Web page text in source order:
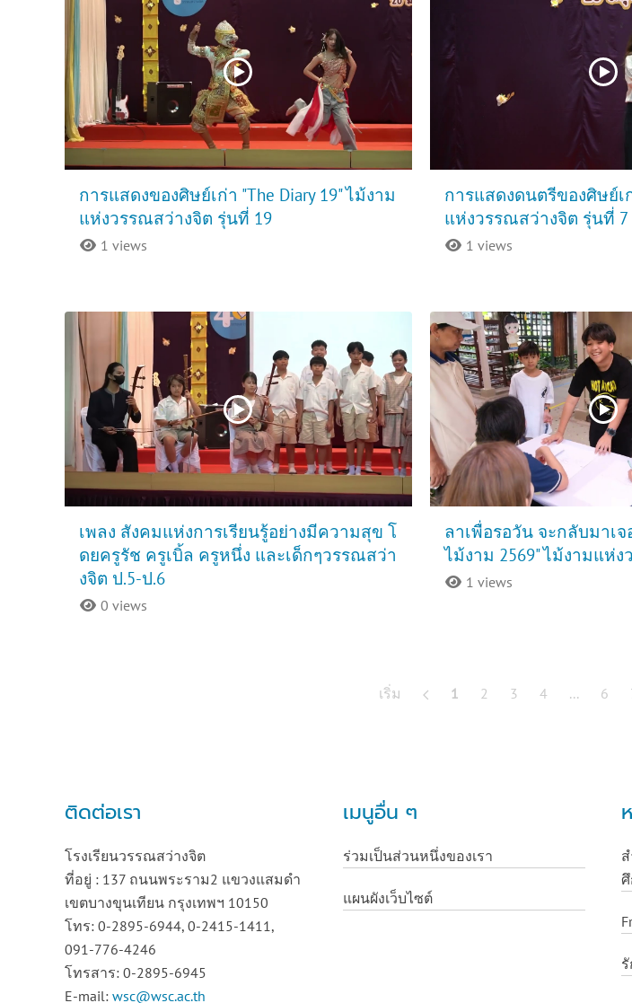
การแสดงของศิษย์เก่า "The Diary 19" ไม้งาม
แห่งวรรณสว่างจิต รุ่นที่ 19
1 views
การแสดงดนตรีของศิษย์เ
แห่งวรรณสว่างจิต รุ่นที่ 7
1 views
เพลง สังคมแห่งการเรียนรู้อย่างมีความสุข โ
ดยครูรัช ครูเบิ้ล ครูหนึ่ง และเด็กๆวรรณสว่า
งจิต ป.5-ป.6
0 views
ลาเพื่อรอวัน จะกลับมาเ
ไม้งาม 2569" ไม้งามแห่
1 views
เริ่ม 1 2 3 4 ... 6
ติดต่อเรา
โรงเรียนวรรณสว่างจิต
ที่อยู่ : 137 ถนนพระราม2 แขวงแสมดำ
เขตบางขุนเทียน กรุงเทพฯ 10150
โทร: 0-2895-6944, 0-2415-1411,
091-776-4246
โทรสาร: 0-2895-6945
E-mail: wsc@wsc.ac.th
เมนูอื่น ๆ
ร่วมเป็นส่วนหนึ่งของเรา
แผนผังเว็บไซต์